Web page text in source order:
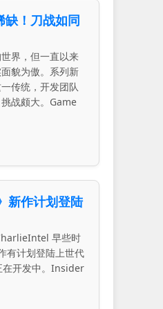
缺！刀战如同
界，但一直以来
貌为傲。系列新
传统，开发团队
战颇大。Game
新作计划登陆
早些时
有计划登陆上世代
开发中。Insider